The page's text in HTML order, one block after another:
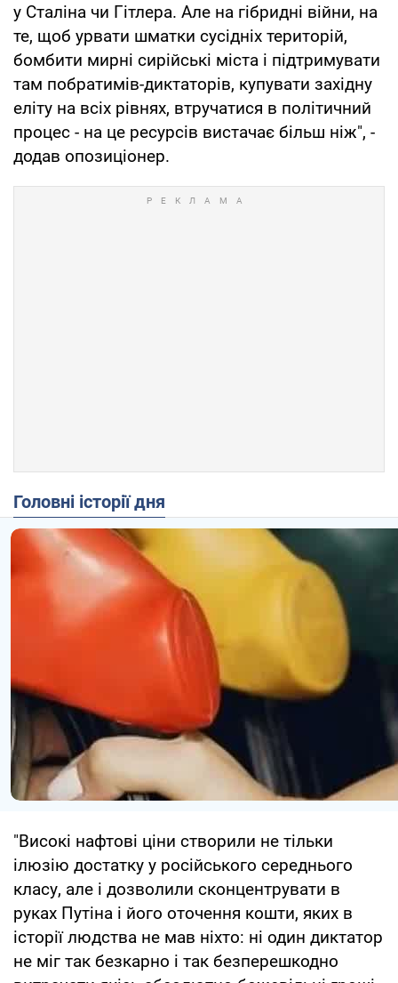
у Сталіна чи Гітлера. Але на гібридні війни, на
те, щоб урвати шматки сусідніх територій,
бомбити мирні сирійські міста і підтримувати
там побратимів-диктаторів, купувати західну
еліту на всіх рівнях, втручатися в політичний
процес - на це ресурсів вистачає більш ніж", -
додав опозиціонер.
Головні історії дня
"Високі нафтові ціни створили не тільки
ілюзію достатку у російського середнього
класу, але і дозволили сконцентрувати в
руках Путіна і його оточення кошти, яких в
історії людства не мав ніхто: ні один диктатор
не міг так безкарно і так безперешкодно